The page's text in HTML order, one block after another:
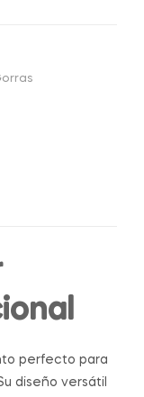
perfecto para
diseño versátil